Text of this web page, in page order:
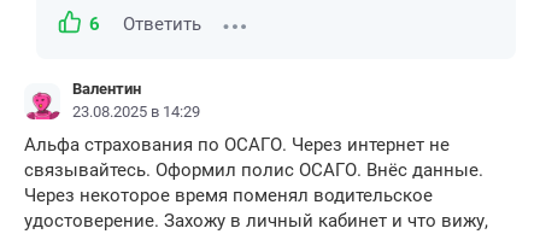
6
Ответить
Валентин
23.08.2025 в 14:29
Альфа страхования по ОСАГО. Через интернет не
связывайтесь. Оформил полис ОСАГО. Внёс данные.
Через некоторое время поменял водительское
удостоверение. Захожу в личный кабинет и что вижу,